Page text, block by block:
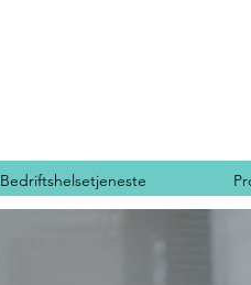
Bedriftshelsetjeneste